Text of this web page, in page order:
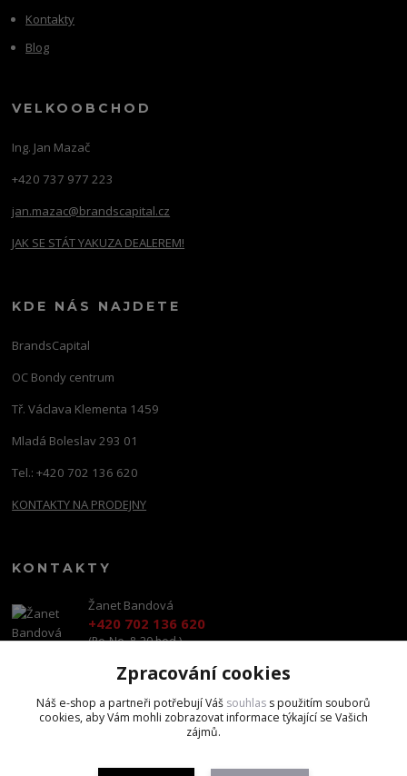
Kontakty
Blog
VELKOOBCHOD
Ing. Jan Mazač
+420 737 977 223
jan.mazac@brandscapital.cz
JAK SE STÁT YAKUZA DEALEREM!
KDE NÁS NAJDETE
BrandsCapital
OC Bondy centrum
Tř. Václava Klementa 1459
Mladá Boleslav 293 01
Tel.: +420 702 136 620
KONTAKTY NA PRODEJNY
KONTAKTY
Žanet Bandová
+420 702 136 620
(Po-Ne, 8-20 hod.)
shop@brandscapital.cz
Zpracování cookies
Náš e-shop a partneři potřebují Váš souhlas s použitím souborů
cookies, aby Vám mohli zobrazovat informace týkající se Vašich
zájmů.